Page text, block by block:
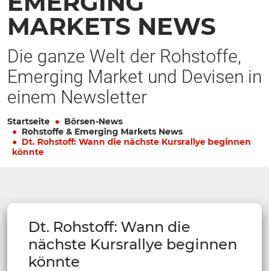
MARKETS NEWS
Die ganze Welt der Rohstoffe,
Emerging Market und Devisen in
einem Newsletter
Startseite
Börsen-News
Rohstoffe & Emerging Markets News
Dt. Rohstoff: Wann die nächste Kursrallye beginnen
könnte
Dt. Rohstoff: Wann die
nächste Kursrallye beginnen
könnte